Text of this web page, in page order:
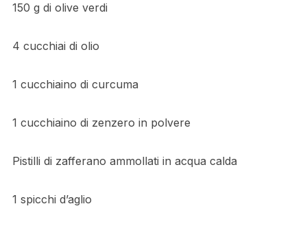
150 g di olive verdi
4 cucchiai di olio
1 cucchiaino di curcuma
1 cucchiaino di zenzero in polvere
Pistilli di zafferano ammollati in acqua calda
1 spicchi d’aglio